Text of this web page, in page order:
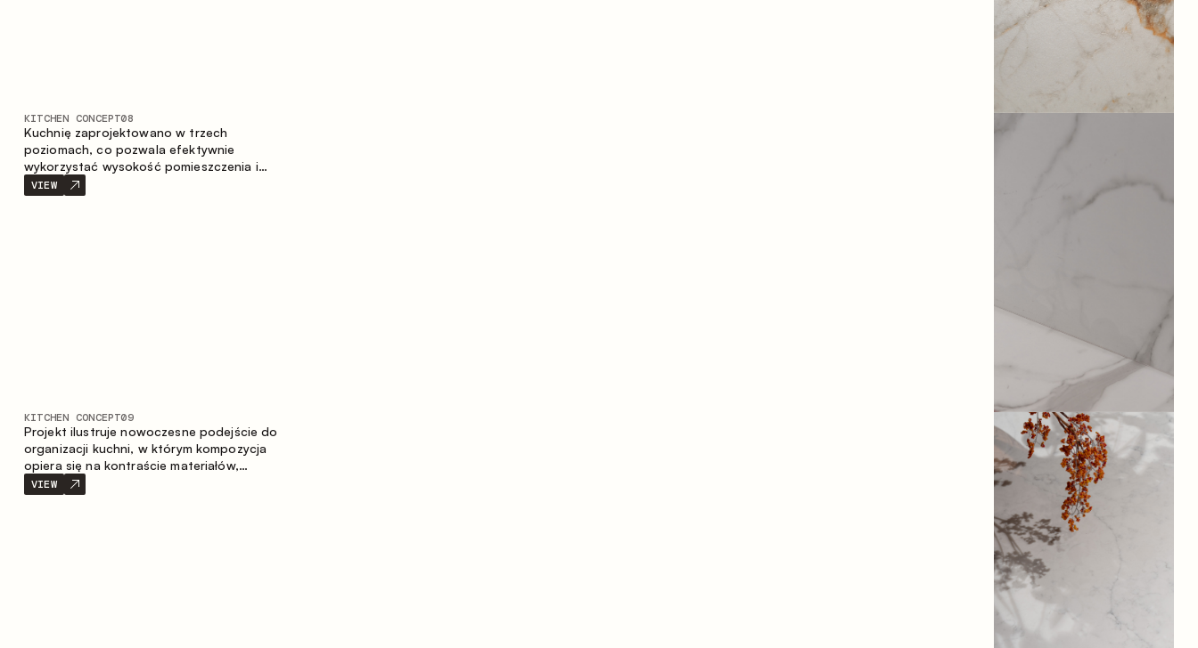
KITCHEN CONCEPT08
Kuchnię zaprojektowano w trzech
poziomach, co pozwala efektywnie
wykorzystać wysokość pomieszczenia i
zapewnia wygodne, funkcjonalne
przechowywanie. Liniowy układ podkreśla
VIEW
KITCHEN CONCEPT09
Projekt ilustruje nowoczesne podejście do
organizacji kuchni, w którym kompozycja
opiera się na kontraście materiałów,
wyraźnej geometrii modułów oraz
zestawieniu otwartych i zamkniętych stref
VIEW